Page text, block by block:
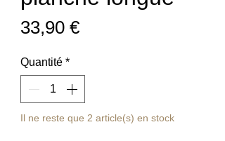
33,90 €Prix
Quantité *
Il ne reste que 2 article(s) en stock